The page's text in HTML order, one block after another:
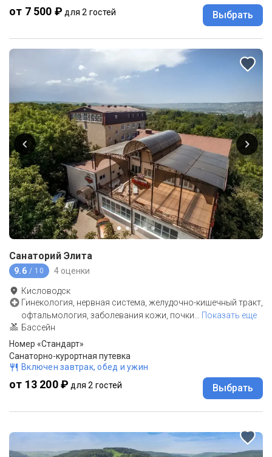
от 7 500 ₽ для 2 гостей Выбрать
Санаторий Элита
9.6 / 10 4 оценки
Кисловодск
Гинекология, нервная система, желудочно-кишечный тракт,
офтальмология, заболевания кожи, почки… Показать еще
Бассейн
Номер «Стандарт»
Санаторно-курортная путевка
Включен завтрак, обед и ужин
от 13 200 ₽ для 2 гостей Выбрать